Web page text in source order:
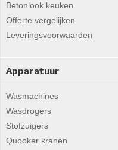
Betonlook keuken
Offerte vergelijken
Leveringsvoorwaarden
Apparatuur
Wasmachines
Wasdrogers
Stofzuigers
Quooker kranen